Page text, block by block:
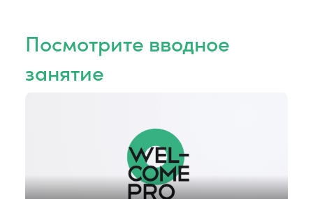
Посмотрите вводное
занятие